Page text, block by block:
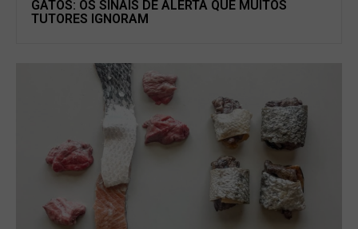
GATOS: OS SINAIS DE ALERTA QUE MUITOS
TUTORES IGNORAM